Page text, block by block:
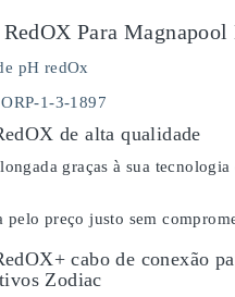
RedOX Para
pH redOx
1-3-1897
de alta qualidade
graças à sua tecnologia
pelo preço justo sem
cabo de conexão
Zodiac